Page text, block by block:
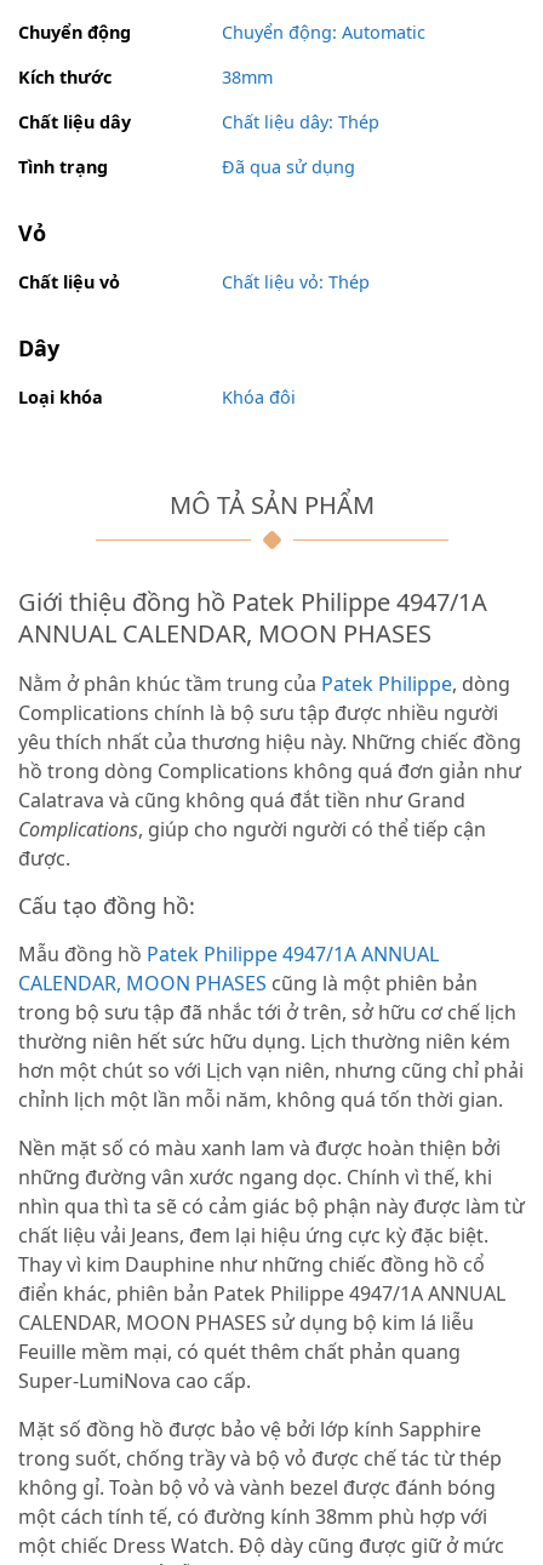
MÔ TẢ SẢN PHẨM
Giới thiệu đồng hồ Patek Philippe 4947/1A
ANNUAL CALENDAR, MOON PHASES
Nằm ở phân khúc tầm trung của Patek Philippe, dòng
Complications chính là bộ sưu tập được nhiều người
yêu thích nhất của thương hiệu này. Những chiếc đồng
hồ trong dòng Complications không quá đơn giản như
Calatrava và cũng không quá đắt tiền như Grand
Complications, giúp cho người người có thể tiếp cận
được.
Cấu tạo đồng hồ:
Mẫu đồng hồ Patek Philippe 4947/1A ANNUAL
CALENDAR, MOON PHASES cũng là một phiên bản
trong bộ sưu tập đã nhắc tới ở trên, sở hữu cơ chế lịch
thường niên hết sức hữu dụng. Lịch thường niên kém
hơn một chút so với Lịch vạn niên, nhưng cũng chỉ phải
chỉnh lịch một lần mỗi năm, không quá tốn thời gian.
Nền mặt số có màu xanh lam và được hoàn thiện bởi
những đường vân xước ngang dọc. Chính vì thế, khi
nhìn qua thì ta sẽ có cảm giác bộ phận này được làm từ
chất liệu vải Jeans, đem lại hiệu ứng cực kỳ đặc biệt.
Thay vì kim Dauphine như những chiếc đồng hồ cổ
điển khác, phiên bản Patek Philippe 4947/1A ANNUAL
CALENDAR, MOON PHASES sử dụng bộ kim lá liễu
Feuille mềm mại, có quét thêm chất phản quang
Super-LumiNova cao cấp.
Mặt số đồng hồ được bảo vệ bởi lớp kính Sapphire
trong suốt, chống trầy và bộ vỏ được chế tác từ thép
không gỉ. Toàn bộ vỏ và vành bezel được đánh bóng
một cách tính tế, có đường kính 38mm phù hợp với
một chiếc Dress Watch. Độ dày cũng được giữ ở mức
Chuyển động
Chuyển động: Automatic
Kích thước
38mm
Chất liệu dây
Chất liệu dây: Thép
Tình trạng
Đã qua sử dụng
Vỏ
Chất liệu vỏ Chất liệu vỏ: Thép
Dây
Loại khóa Khóa đôi